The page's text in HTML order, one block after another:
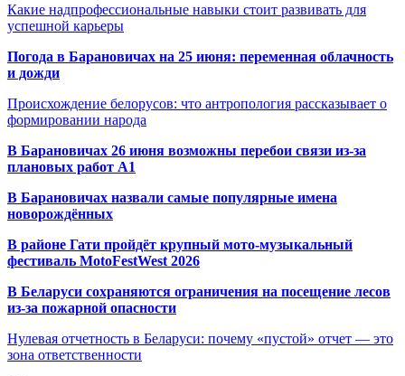
Какие надпрофессиональные навыки стоит развивать для
успешной карьеры
Погода в Барановичах на 25 июня: переменная облачность
и дожди
Происхождение белорусов: что антропология рассказывает о
формировании народа
В Барановичах 26 июня возможны перебои связи из-за
плановых работ A1
В Барановичах назвали самые популярные имена
новорождённых
В районе Гати пройдёт крупный мото-музыкальный
фестиваль MotoFestWest 2026
В Беларуси сохраняются ограничения на посещение лесов
из-за пожарной опасности
Нулевая отчетность в Беларуси: почему «пустой» отчет — это
зона ответственности